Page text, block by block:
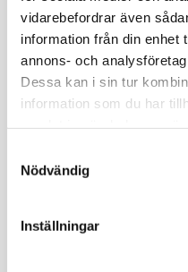
vidarebefordrar även
information från din enhet
annons- och
Dessa kan i sin tur
information som du har
Nödvändig
Inställningar
ABB skarvmuff eprl
25mm (m eankod)
Läs mer